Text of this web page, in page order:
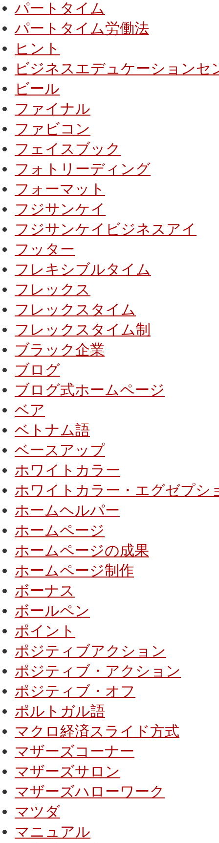
パートタイム
パートタイム労働法
ヒント
ビジネスエデュケーションセ
ビール
ファイナル
ファビコン
フェイスブック
フォトリーディング
フォーマット
フジサンケイ
フジサンケイビジネスアイ
フッター
フレキシブルタイム
フレックス
フレックスタイム
フレックスタイム制
ブラック企業
ブログ
ブログ式ホームページ
ベア
ベトナム語
ベースアップ
ホワイトカラー
ホワイトカラー・エグゼプシ
ホームヘルパー
ホームページ
ホームページの成果
ホームページ制作
ボーナス
ボールペン
ポイント
ポジティブアクション
ポジティブ・アクション
ポジティブ・オフ
ポルトガル語
マクロ経済スライド方式
マザーズコーナー
マザーズサロン
マザーズハローワーク
マツダ
マニュアル